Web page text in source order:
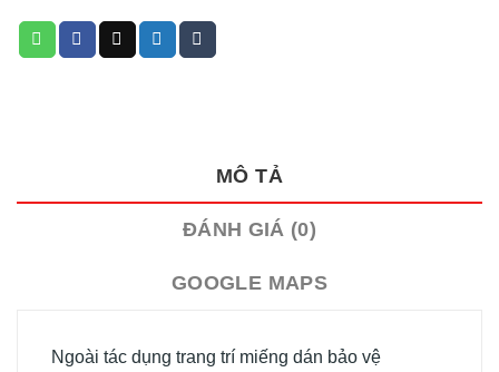
MÔ TẢ
ĐÁNH GIÁ (0)
GOOGLE MAPS
Ngoài tác dụng trang trí miếng dán bảo vệ